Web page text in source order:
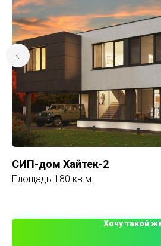
СИП-дом Хайтек-2
Площадь 180 кв.м.
Хочу такой